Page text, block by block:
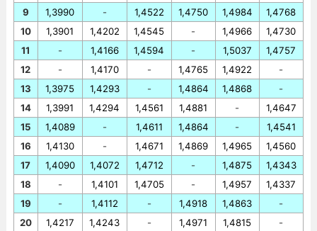
9
10
11
12
13
14
15
16
17
18
19
20
1,3990
1,3901
-
-
1,3975
1,3991
1,4089
1,4130
1,4090
-
-
1,4217
-
1,4202
1,4166
1,4170
1,4293
1,4294
-
-
1,4072
1,4101
1,4112
1,4243
1,4522
1,4545
1,4594
-
-
1,4561
1,4611
1,4671
1,4712
1,4705
-
-
1,4750
-
-
1,4765
1,4864
1,4881
1,4864
1,4869
-
-
1,4918
1,4971
1,4984
1,4966
1,5037
1,4922
1,4868
-
-
1,4965
1,4875
1,4957
1,4863
1,4815
1,4768
1,4730
1,4757
-
-
1,4647
1,4541
1,4560
1,4343
1,4337
-
-